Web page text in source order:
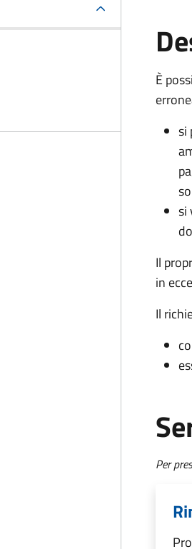
È
si
si
Il
in
Il
Per